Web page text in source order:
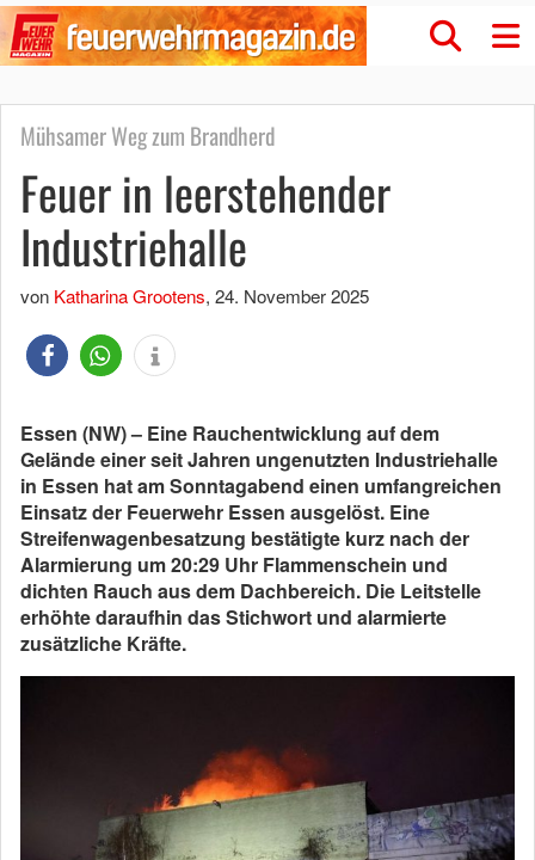
Mühsamer Weg zum Brandherd
Feuer in leerstehender
Industriehalle
von Katharina Grootens, 24. November 2025
Essen (NW) – Eine Rauchentwicklung auf dem
Gelände einer seit Jahren ungenutzten Industriehalle
in Essen hat am Sonntagabend einen umfangreichen
Einsatz der Feuerwehr Essen ausgelöst. Eine
Streifenwagenbesatzung bestätigte kurz nach der
Alarmierung um 20:29 Uhr Flammenschein und
dichten Rauch aus dem Dachbereich. Die Leitstelle
erhöhte daraufhin das Stichwort und alarmierte
zusätzliche Kräfte.